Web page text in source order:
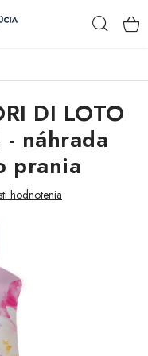
DI LOTO
náhrada
prania
hodnotenia